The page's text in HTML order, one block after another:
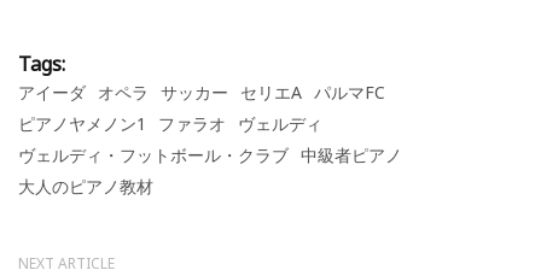
Tags:
アイーダ オペラ サッカー セリエA パルマFC
ピアノヤメノン1
ファラオ
ヴェルディ
ヴェルディ・フットボール・クラブ 中級者ピアノ
大人のピアノ教材
NEXT ARTICLE